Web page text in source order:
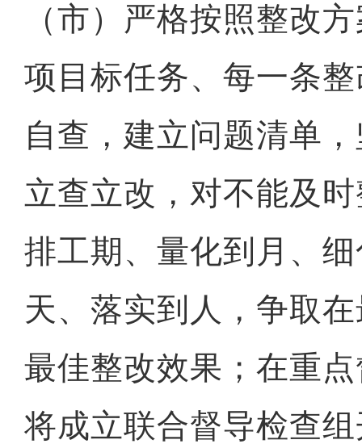
（市）严格按照整改
项目标任务、每一条
自查，建立问题清单
立查立改，对不能及
排工期、量化到月、
天、落实到人，争取
最佳整改效果；在重
将成立联合督导检查